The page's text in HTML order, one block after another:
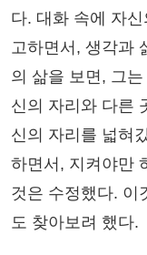
다. 대화 속에 자
고하면서, 생각과
의 삶을 보면, 그
신의 자리와 다른
신의 자리를 넓혀
하면서, 지켜야만
것은 수정했다. 이
도 찾아보려 했다.